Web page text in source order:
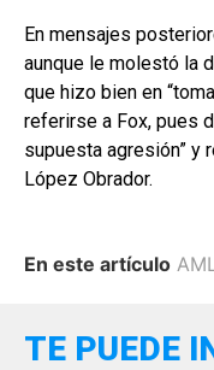
En mensajes
aunque le molestó la
que hizo bien en
referirse a Fox, pues
supuesta agresión” y
López Obrador.
En este artículo
TE PUEDE